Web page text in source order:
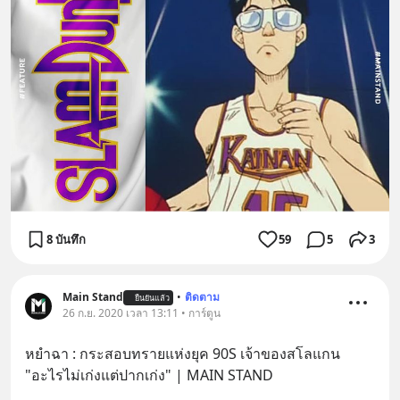
8 บันทึก 59 5 3
Main Stand ยืนยันแล้ว • ติดตาม
26 ก.ย. 2020 เวลา 13:11 • การ์ตูน
หยำฉา : กระสอบทรายแห่งยุค 90S เจ้าของสโลแกน
"อะไรไม่เก่งแต่ปากเก่ง" | MAIN STAND